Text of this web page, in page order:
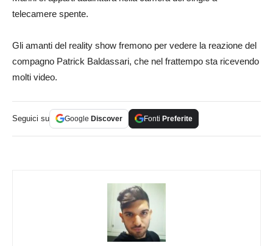
telecamere spente.
Gli amanti del reality show fremono per vedere la reazione del
compagno Patrick Baldassari, che nel frattempo sta ricevendo
molti video.
Seguici su Google Discover Fonti Preferite